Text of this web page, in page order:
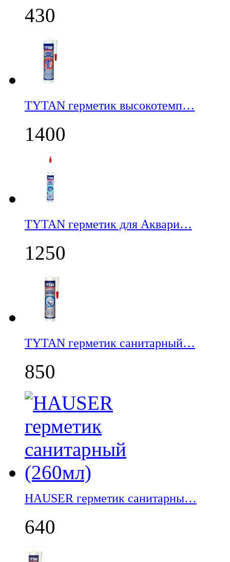
430
TYTAN герметик высокотемп…
1400
TYTAN герметик для Аквари…
1250
TYTAN герметик санитарный…
850
НАUSER герметик санитарны…
640